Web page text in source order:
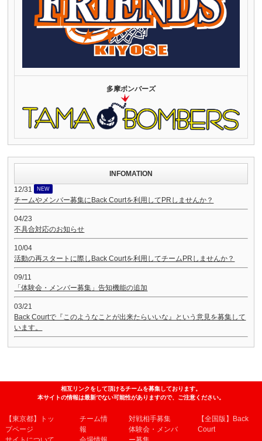
多摩ボンバーズ
INFOMATION
12/31
NEW
チームやメンバー募集にBack Courtを利用してPRしませんか？
04/23
不具合対応のお知らせ
10/04
活動の再スタートに際しBack Courtを利用してチームPRしませんか？
09/11
「体験会・メンバー募集」告知機能の追加
03/21
Back Courtで『このようなことが出来たらいいな』という意見を募集して
います。
相互リンクをして頂けるチームを募集しております。
本サイトの情報は最新でない可能性がありますので、ご注意ください。
【東京都】トッ
プページ
チーム情
報
対戦相手募集
体験会・メンバ
【全国版】Back
Court